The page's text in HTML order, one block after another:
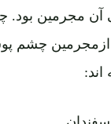
مجرمین بود.
ازمجرمین چشم